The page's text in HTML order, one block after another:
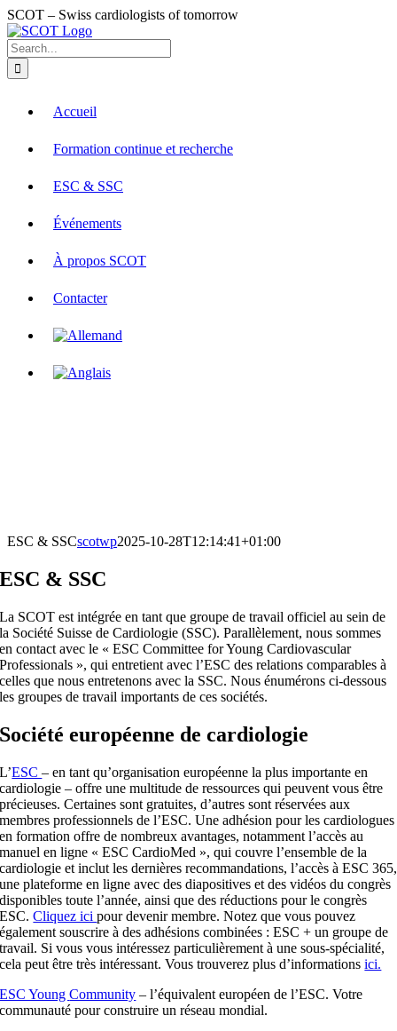
Skip
to
content
SCOT – Swiss cardiologists of tomorrow
X
LinkedIn
Email
YouTube
Search
for:
Accueil
Formation continue et recherche
ESC & SSC
Événements
À propos SCOT
Contacter
ESC & SSCscotwp2025-10-28T12:14:41+01:00
ESC & SSC
La SCOT est intégrée en tant que groupe de travail officiel au sein de
la Société Suisse de Cardiologie (SSC). Parallèlement, nous sommes
en contact avec le « ESC Committee for Young Cardiovascular
Professionals », qui entretient avec l’ESC des relations comparables à
celles que nous entretenons avec la SSC. Nous énumérons ci-dessous
les groupes de travail importants de ces sociétés.
Société européenne de cardiologie
L’ESC– en tant qu’organisation européenne la plus importante en
cardiologie – offre une multitude de ressources qui peuvent vous être
précieuses. Certaines sont gratuites, d’autres sont réservées aux
membres professionnels de l’ESC. Une adhésion pour les cardiologues
en formation offre de nombreux avantages, notamment l’accès au
manuel en ligne « ESC CardioMed », qui couvre l’ensemble de la
cardiologie et inclut les dernières recommandations, l’accès à ESC 365,
une plateforme en ligne avec des diapositives et des vidéos du congrès
disponibles toute l’année, ainsi que des réductions pour le congrès
ESC.Cliquez icipour devenir membre. Notez que vous pouvez
également souscrire à des adhésions combinées : ESC + un groupe de
travail. Si vous vous intéressez particulièrement à une sous-spécialité,
cela peut être très intéressant. Vous trouverez plus d’informationsici.
ESC YoungCommunity – l’équivalent européen de l’ESC. Votre
communauté pour construire un réseau mondial.